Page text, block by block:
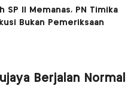
SP II Memanas, PN Timika
Bukan Pemeriksaan
Berjalan Normal